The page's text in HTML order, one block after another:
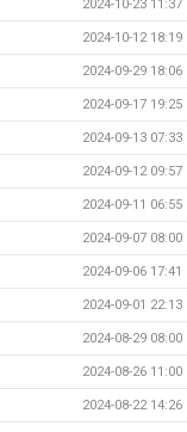
2024-10-23 11:37
2024-10-12 18:19
2024-09-29 18:06
2024-09-17 19:25
2024-09-13 07:33
2024-09-12 09:57
2024-09-11 06:55
2024-09-07 08:00
2024-09-06 17:41
2024-09-01 22:13
2024-08-29 08:00
2024-08-26 11:00
2024-08-22 14:26